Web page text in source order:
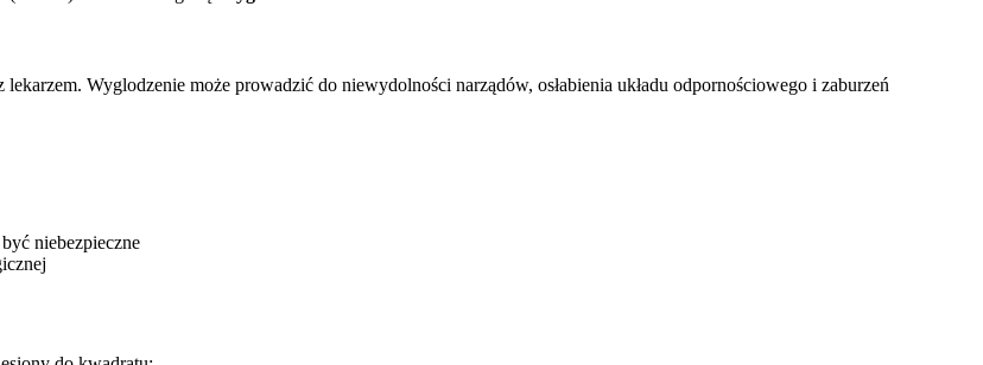
Wyglodzenie może prowadzić do niewydolności narządów, osłabienia układu odpornościowego i zaburzeń
niebezpieczne